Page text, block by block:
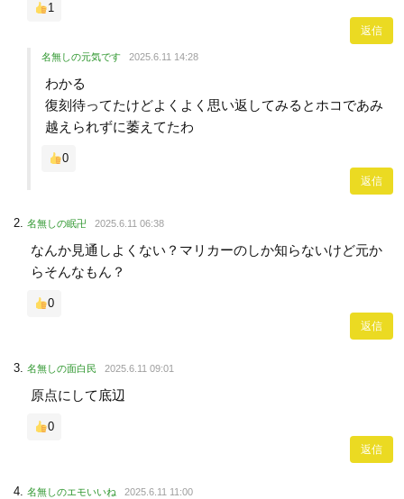
1
返信
名無しの元気です 2025.6.11 14:28
わかる
復刻待ってたけどよくよく思い返してみるとホコであみ
越えられずに萎えてたわ
0
返信
名無しの眠卍 2025.6.11 06:38
なんか見通しよくない？マリカーのしか知らないけど元か
らそんなもん？
0
返信
名無しの面白民 2025.6.11 09:01
原点にして底辺
0
返信
名無しのエモいいね 2025.6.11 11:00